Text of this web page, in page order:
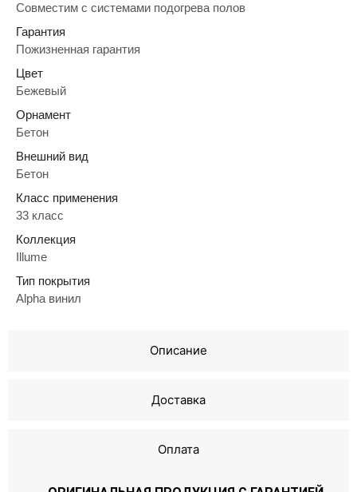
Описание
Доставка
Оплата
Совместим с системами подогрева полов
Гарантия
Пожизненная гарантия
Цвет
Бежевый
Орнамент
Бетон
Внешний вид
Бетон
Класс применения
33 класс
Коллекция
Illume
Тип покрытия
Alpha винил